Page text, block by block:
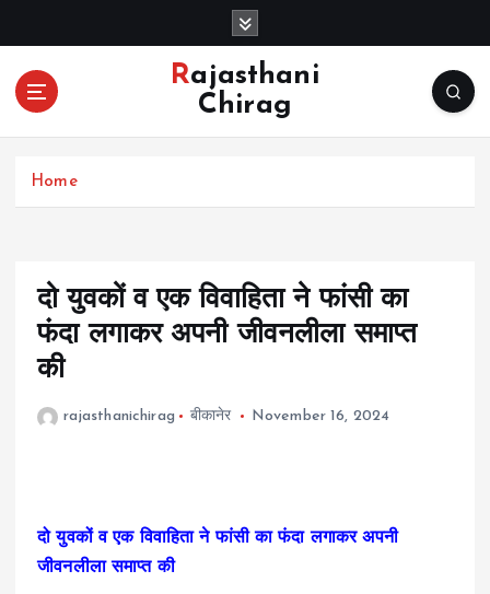
o
Rajasthani
Chirag
Home
दो युवकों व एक विवाहिता ने फांसी का
फंदा लगाकर अपनी जीवनलीला समाप्त
की
rajasthanichirag बीकानेर November 16, 2024
दो युवकों व एक विवाहिता ने फांसी का फंदा लगाकर अपनी
जीवनलीला समाप्त की